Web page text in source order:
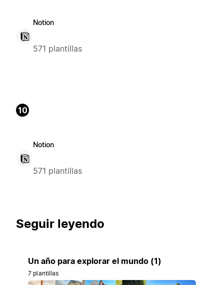
Notion
571 plantillas
10
Notion
571 plantillas
Seguir leyendo
Un año para explorar el mundo (1)
7 plantillas